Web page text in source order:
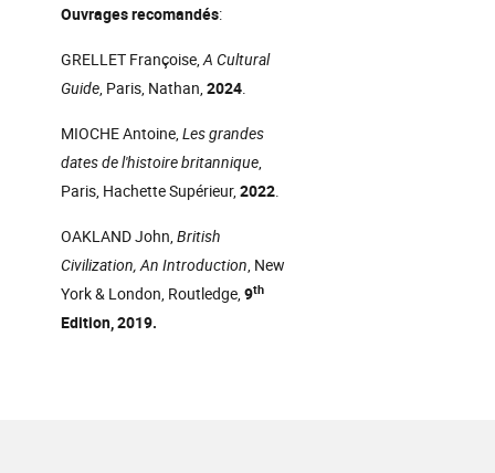
Ouvrages recomandés:
GRELLET Françoise,A Cultural
Guide, Paris, Nathan,2024.
MIOCHE Antoine,Les grandes
dates de l'histoire britannique,
Paris, Hachette Supérieur,2022.
OAKLAND John,British
Civilization, An Introduction, New
York & London, Routledge,9th
Edition, 2019.